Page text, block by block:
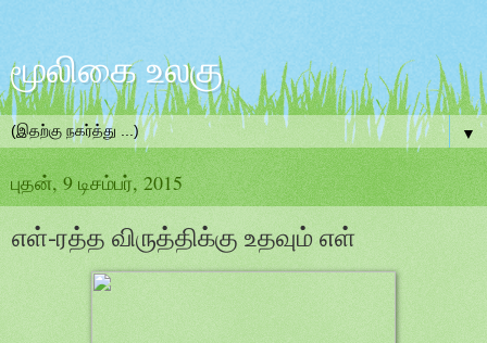
மூலிகை உலகு
▼
புதன், 9 டிசம்பர், 2015
எள்-ரத்த விருத்திக்கு உதவும் எள்